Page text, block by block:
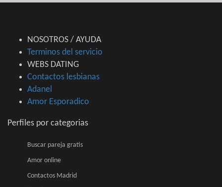
NOSOTROS / AYUDA
Terminos del servicio
WEBS DATING
Contactos lesbianas
Adanel
Amor Esporadico
Perfiles por categorias
Buscar pareja gratis
Amor online
Contactos Madrid